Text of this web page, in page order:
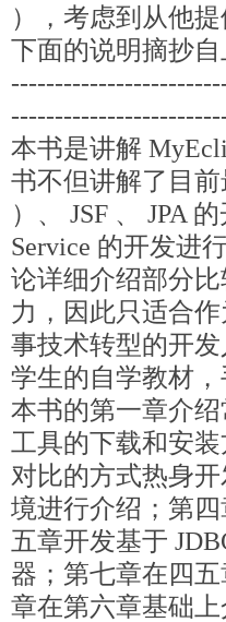
），考虑到从他
下面的说明摘抄自
本书是讲解
书不但讲解了目前
）、 JSF 、 JPA
Service 的开发进
论详细介绍部分
力，因此只适合
事技术转型的开
学生的自学教材
本书的第一章介绍
工具的下载和安
对比的方式热身
境进行介绍；第
五章开发基于
器；第七章在四
章在第六章基础上